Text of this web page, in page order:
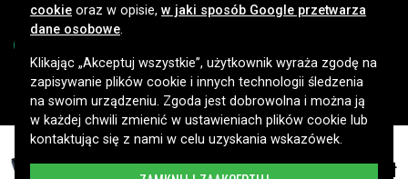
Bateria zamienna do Alcatela One Touch Y800 itp. 38,99 zł
Copyright © 2026, Spares Nordic AB
cookie oraz w opisie, w jaki sposób Google przetwarza
dane osobowe.
Klikając „Akceptuj wszystkie”, użytkownik wyraża zgodę na
zapisywanie plików cookie i innych technologii śledzenia
na swoim urządzeniu. Zgoda jest dobrowolna i można ją
w każdej chwili zmienić w ustawieniach plików cookie lub
kontaktując się z nami w celu uzyskania wskazówek.